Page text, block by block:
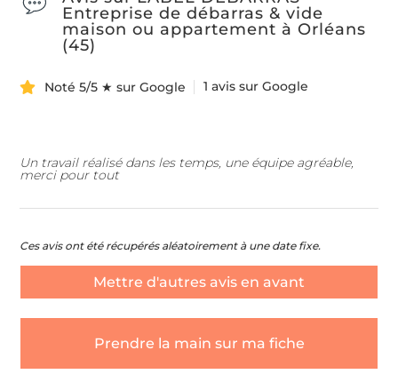
Entreprise de débarras & vide
maison ou appartement à Orléans
(45)
Noté 5/5 ★ sur Google 1 avis sur Google
Un travail réalisé dans les temps, une équipe agréable,
merci pour tout
Ces avis ont été récupérés aléatoirement à une date fixe.
Mettre d'autres avis en avant
Prendre la main sur ma fiche
DÉBARRAS DE MAISONS ET APPARTEMENTS
D'ENTREPRISES ET DE LOCAUX
E-mail*
Téléphone*